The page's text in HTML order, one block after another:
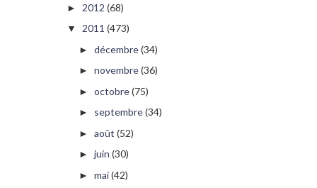
► 2012 (68)
▼ 2011 (473)
► décembre(34)
► novembre(36)
► octobre(75)
► septembre(34)
► août (52)
► juin (30)
► mai(42)